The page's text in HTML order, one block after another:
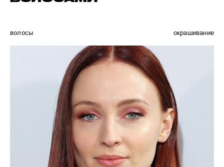
волосы окрашивание